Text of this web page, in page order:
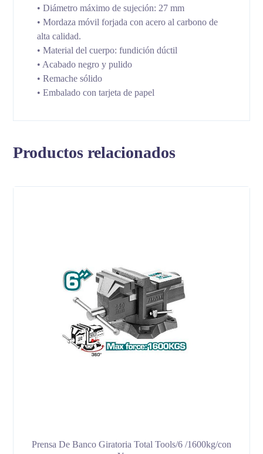
• Diámetro máximo de sujeción: 27 mm
• Mordaza móvil forjada con acero al carbono de
alta calidad.
• Material del cuerpo: fundición dúctil
• Acabado negro y pulido
• Remache sólido
• Embalado con tarjeta de papel
Productos relacionados
Prensa De Banco Giratoria Total Tools/6 /1600kg/con